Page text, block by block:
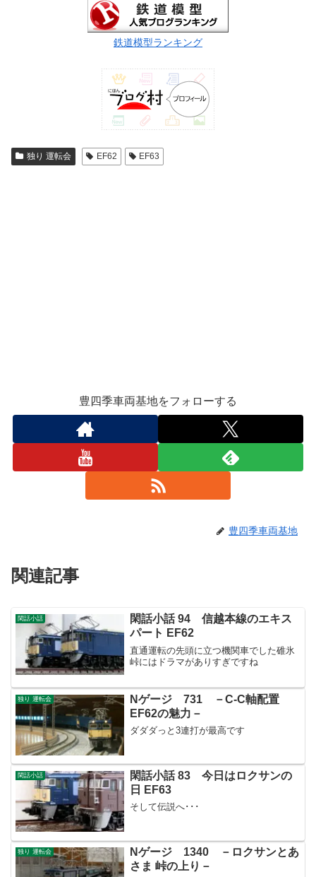
鉄道模型ランキング
独り 運転会 EF62 EF63
豊四季車両基地をフォローする
豊四季車両基地
関連記事
閑話小話
閑話小話 94 信越本線のエキス
パート EF62
直通運転の先頭に立つ機関車でした碓氷
峠にはドラマがありすぎですね
独り 運転会
Nゲージ 731 －C-C軸配置
EF62の魅力－
ダダダっと3連打が最高です
閑話小話
閑話小話 83 今日はロクサンの
日 EF63
そして伝説へ･･･
独り 運転会
Nゲージ 1340 －ロクサンとあ
さま 峠の上り－